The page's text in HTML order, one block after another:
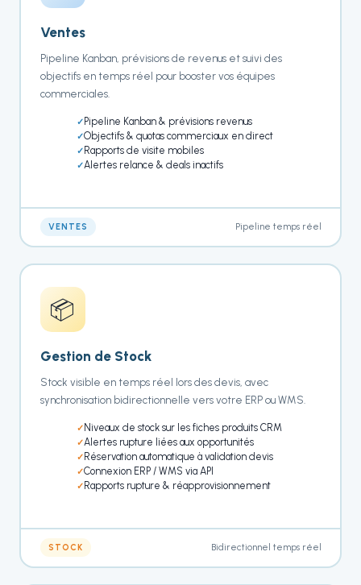
Ventes
Pipeline Kanban, prévisions de revenus et suivi des
objectifs en temps réel pour booster vos équipes
commerciales.
Pipeline Kanban & prévisions revenus
Objectifs & quotas commerciaux en direct
Rapports de visite mobiles
Alertes relance & deals inactifs
VENTES Pipeline temps réel
📦
Gestion de Stock
Stock visible en temps réel lors des devis, avec
synchronisation bidirectionnelle vers votre ERP ou WMS.
Niveaux de stock sur les fiches produits CRM
Alertes rupture liées aux opportunités
Réservation automatique à validation devis
Connexion ERP / WMS via API
Rapports rupture & réapprovisionnement
STOCK Bidirectionnel temps réel